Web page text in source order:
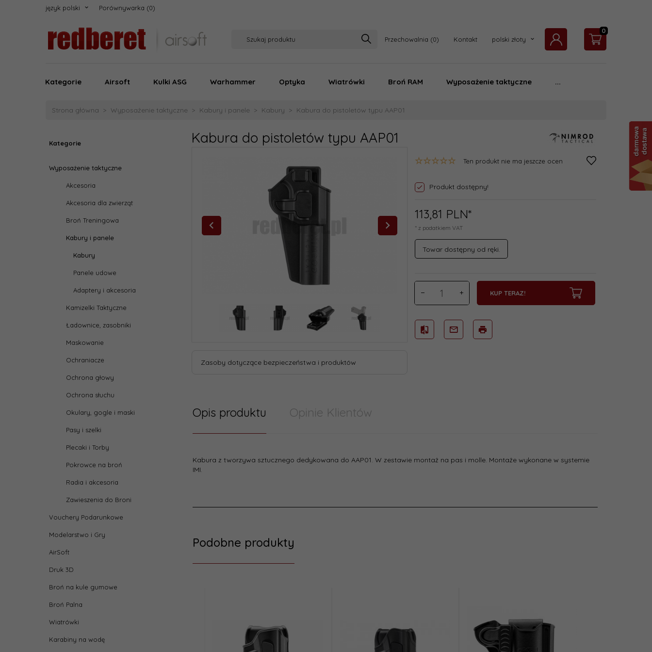
język polski Porównywarka
Przechowalnia Kontakt currency_h
polski złoty
0
Kategorie Airsoft Kulki ASG Warhammer Optyka Wiatrówki Broń RAM Wyposażenie taktyczne ...
Strona główna Wyposażenie taktyczne Kabury i panele Kabury Kabura do pistoletów typu AAP01
Kategorie
Wyposażenie taktyczne
Akcesoria
Akcesoria dla zwierząt
Broń Treningowa
Kabury i panele
Kabury
Panele udowe
Adaptery i akcesoria
Kamizelki Taktyczne
Ładownice, zasobniki
Maskowanie
Ochraniacze
Ochrona głowy
Ochrona słuchu
Okulary, gogle i maski
Pasy i szelki
Plecaki i Torby
Pokrowce na broń
Radia i akcesoria
Zawieszenia do Broni
Vouchery Podarunkowe
Modelarstwo i Gry
AirSoft
Druk 3D
Broń na kule gumowe
Broń Palna
Wiatrówki
Karabiny na wodę
Kabura do pistoletów typu AAP01
Zasoby dotyczące bezpieczeństwa i produktów
Ten produkt nie ma jeszcze ocen
Produkt dostępny!
113,81 PLN*
* z podatkiem VAT
Towar dostępny od ręki.
KUP TERAZ!
Opis produktu Opinie Klientów
Kabura z tworzywa sztucznego dedykowana do AAP01. W zestawie montaż na pas i molle. Montaże wykonane w systemie
IMI.
Podobne produkty